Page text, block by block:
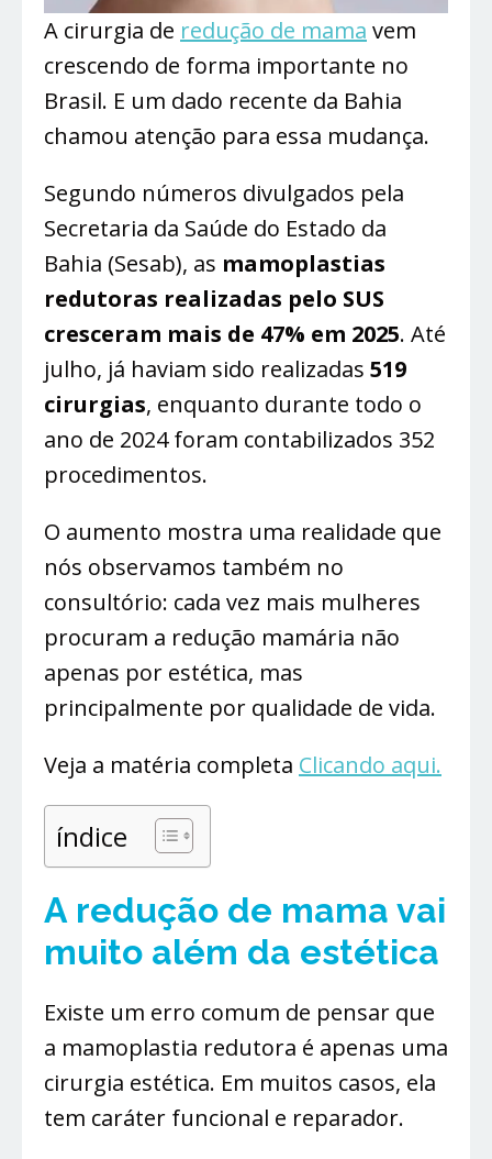
A cirurgia de redução de mama vem
crescendo de forma importante no
Brasil. E um dado recente da Bahia
chamou atenção para essa mudança.
Segundo números divulgados pela
Secretaria da Saúde do Estado da
Bahia (Sesab), as mamoplastias
redutoras realizadas pelo SUS
cresceram mais de 47% em 2025. Até
julho, já haviam sido realizadas 519
cirurgias, enquanto durante todo o
ano de 2024 foram contabilizados 352
procedimentos.
O aumento mostra uma realidade que
nós observamos também no
consultório: cada vez mais mulheres
procuram a redução mamária não
apenas por estética, mas
principalmente por qualidade de vida.
Veja a matéria completa Clicando aqui.
índice
A redução de mama vai
muito além da estética
Existe um erro comum de pensar que
a mamoplastia redutora é apenas uma
cirurgia estética. Em muitos casos, ela
tem caráter funcional e reparador.